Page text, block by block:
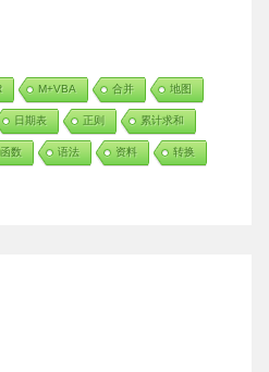
M+VBA 合并 地图
日期表 正则 累计求和
数 语法 资料 转换